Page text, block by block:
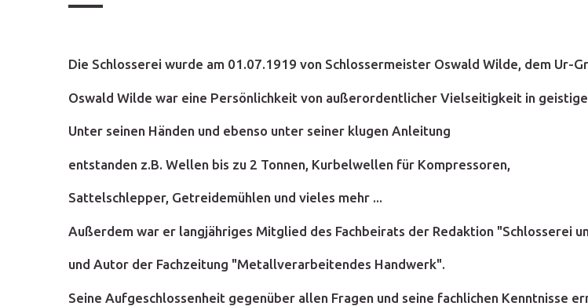
Die Schlosserei wurde am 01.07.1919 von Schlossermeister Oswald Wilde, dem Ur-
Oswald Wilde war eine Persönlichkeit von außerordentlicher Vielseitigkeit in
Unter seinen Händen und ebenso unter seiner klugen Anleitung
entstanden z.B. Wellen bis zu 2 Tonnen, Kurbelwellen für Kompressoren,
Sattelschlepper, Getreidemühlen und vieles mehr ...
Außerdem war er langjähriges Mitglied des Fachbeirats der Redaktion "Schlosserei
und Autor der Fachzeitung "Metallverarbeitendes Handwerk".
Seine Aufgeschlossenheit gegenüber allen Fragen und seine fachlichen Kenntnisse